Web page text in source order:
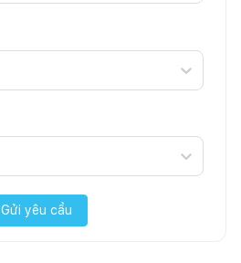
Gửi yêu cầu